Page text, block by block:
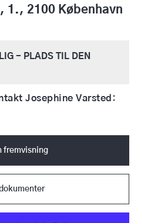
1., 2100 København
- PLADS TIL DEN
Josephine Varsted:
fremvisning